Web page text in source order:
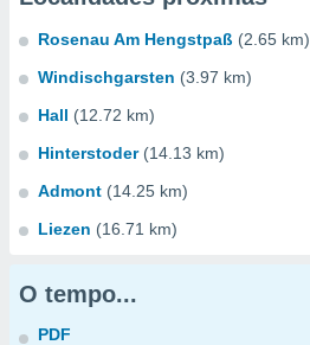
Rosenau Am Hengstpaß (2.65 km)
Windischgarsten (3.97 km)
Hall (12.72 km)
Hinterstoder (14.13 km)
Admont (14.25 km)
Liezen (16.71 km)
O tempo...
PDF